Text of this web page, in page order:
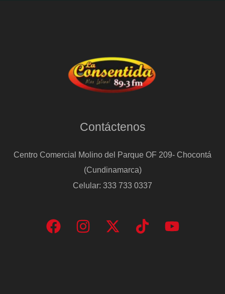
Contáctenos
Centro Comercial Molino del Parque OF 209- Chocontá
(Cundinamarca)
Celular: 333 733 0337